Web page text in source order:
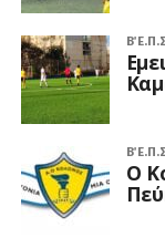
Β΄
Β΄
Ο